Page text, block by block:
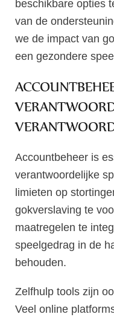
beschikbare opties
van de
we de impact van
een gezondere
Accountbeheer is
verantwoordelijke
limieten op
gokverslaving te
maatregelen te
speelgedrag in de
behouden.
Zelfhulp tools zijn
Veel online